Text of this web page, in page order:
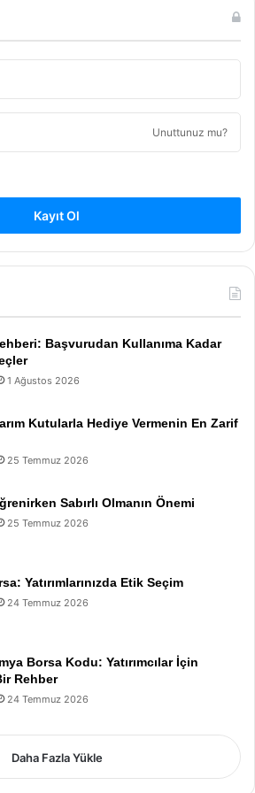
Unuttunuz mu?
Kayıt Ol
Başvurudan Kullanıma Kadar
1 Ağustos 2026
Kutularla Hediye Vermenin En Zarif
25 Temmuz 2026
Sabırlı Olmanın Önemi
25 Temmuz 2026
Yatırımlarınızda Etik Seçim
24 Temmuz 2026
Borsa Kodu: Yatırımcılar İçin
Rehber
24 Temmuz 2026
Daha Fazla Yükle